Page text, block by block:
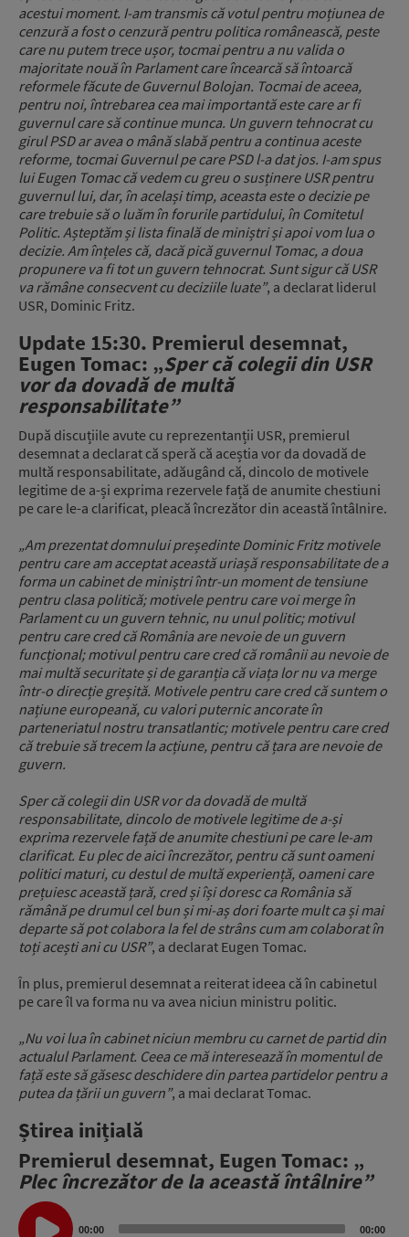
acestui moment. I-am transmis că votul pentru moțiunea de
cenzură a fost o cenzură pentru politica românească, peste
care nu putem trece ușor, tocmai pentru a nu valida o
majoritate nouă în Parlament care încearcă să întoarcă
reformele făcute de Guvernul Bolojan. Tocmai de aceea,
pentru noi, întrebarea cea mai importantă este care ar fi
guvernul care să continue munca. Un guvern tehnocrat cu
girul PSD ar avea o mână slabă pentru a continua aceste
reforme, tocmai Guvernul pe care PSD l-a dat jos. I-am spus
lui Eugen Tomac că vedem cu greu o susținere USR pentru
guvernul lui, dar, în același timp, aceasta este o decizie pe
care trebuie să o luăm în forurile partidului, în Comitetul
Politic. Așteptăm și lista finală de miniștri și apoi vom lua o
decizie. Am înțeles că, dacă pică guvernul Tomac, a doua
propunere va fi tot un guvern tehnocrat. Sunt sigur că USR
va rămâne consecvent cu deciziile luate”, a declarat liderul
USR, Dominic Fritz.
Update 15:30. Premierul desemnat,
Eugen Tomac: „Sper că colegii din USR
vor da dovadă de multă
responsabilitate”
După discuțiile avute cu reprezentanții USR, premierul
desemnat a declarat că speră că aceștia vor da dovadă de
multă responsabilitate, adăugând că, dincolo de motivele
legitime de a-și exprima rezervele față de anumite chestiuni
pe care le-a clarificat, pleacă încrezător din această întâlnire.
„Am prezentat domnului președinte Dominic Fritz motivele
pentru care am acceptat această uriașă responsabilitate de a
forma un cabinet de miniștri într-un moment de tensiune
pentru clasa politică; motivele pentru care voi merge în
Parlament cu un guvern tehnic, nu unul politic; motivul
pentru care cred că România are nevoie de un guvern
funcțional; motivul pentru care cred că românii au nevoie de
mai multă securitate și de garanția că viața lor nu va merge
într-o direcție greșită. Motivele pentru care cred că suntem o
națiune europeană, cu valori puternic ancorate în
parteneriatul nostru transatlantic; motivele pentru care cred
că trebuie să trecem la acțiune, pentru că țara are nevoie de
guvern.
Sper că colegii din USR vor da dovadă de multă
responsabilitate, dincolo de motivele legitime de a-și
exprima rezervele față de anumite chestiuni pe care le-am
clarificat. Eu plec de aici încrezător, pentru că sunt oameni
politici maturi, cu destul de multă experiență, oameni care
prețuiesc această țară, cred și își doresc ca România să
rămână pe drumul cel bun și mi-aș dori foarte mult ca și mai
departe să pot colabora la fel de strâns cum am colaborat în
toți acești ani cu USR”, a declarat Eugen Tomac.
În plus, premierul desemnat a reiterat ideea că în cabinetul
pe care îl va forma nu va avea niciun ministru politic.
„Nu voi lua în cabinet niciun membru cu carnet de partid din
actualul Parlament. Ceea ce mă interesează în momentul de
față este să găsesc deschidere din partea partidelor pentru a
putea da țării un guvern”, a mai declarat Tomac.
Știrea inițială
Premierul desemnat, Eugen Tomac: „
Plec încrezător de la această întâlnire”
Audio
Player
00:00 00:00